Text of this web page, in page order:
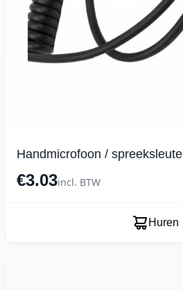
Handmicrofoon / spreeksleutel
€3.03incl. BTW
Huren